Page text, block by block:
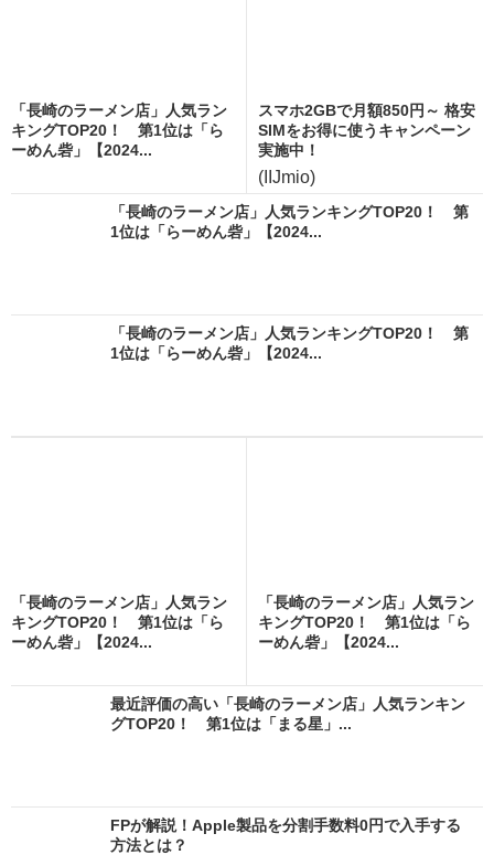
「長崎のラーメン店」人気ラン
キングTOP20！ 第1位は「ら
ーめん砦」【2024...
スマホ2GBで月額850円～ 格安
SIMをお得に使うキャンペーン
実施中！
(IIJmio)
「長崎のラーメン店」人気ランキングTOP20！ 第
1位は「らーめん砦」【2024...
「長崎のラーメン店」人気ランキングTOP20！ 第
1位は「らーめん砦」【2024...
「長崎のラーメン店」人気ラン
キングTOP20！ 第1位は「ら
ーめん砦」【2024...
「長崎のラーメン店」人気ラン
キングTOP20！ 第1位は「ら
ーめん砦」【2024...
最近評価の高い「長崎のラーメン店」人気ランキン
グTOP20！ 第1位は「まる星」...
FPが解説！Apple製品を分割手数料0円で入手する
方法とは？